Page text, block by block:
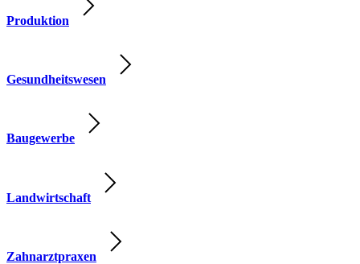
Produktion
Gesundheitswesen
Baugewerbe
Landwirtschaft
Zahnarztpraxen